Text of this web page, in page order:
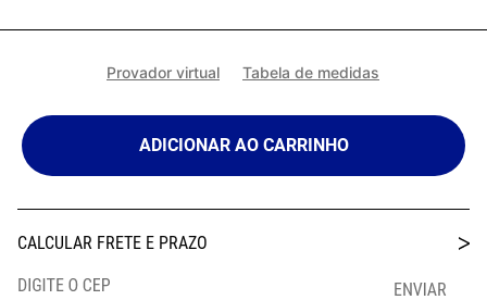
Provador virtual Tabela de medidas
ADICIONAR AO CARRINHO